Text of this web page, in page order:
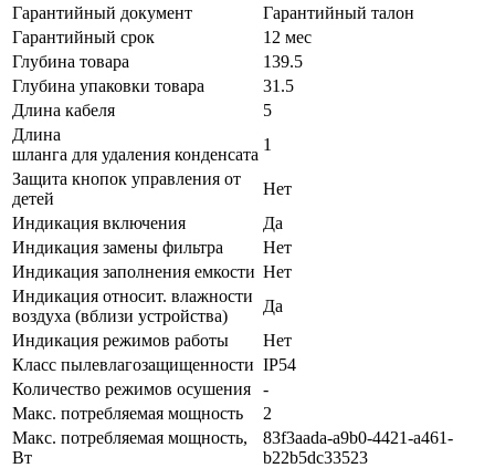
Гарантийный документ
Гарантийный талон
Гарантийный срок
12 мес
Глубина товара
139.5
Глубина упаковки товара
31.5
Длина кабеля
5
Длина
шланга для удаления конденсата
1
Защита кнопок управления от
детей
Нет
Индикация включения
Да
Индикация замены фильтра
Нет
Индикация заполнения емкости Нет
Индикация относит. влажности
воздуха (вблизи устройства)
Да
Индикация режимов работы
Нет
Класс пылевлагозащищенности IP54
Количество режимов осушения
-
Макс. потребляемая мощность
2
Макс. потребляемая мощность,
Вт
83f3aada-a9b0-4421-a461-
b22b5dc33523